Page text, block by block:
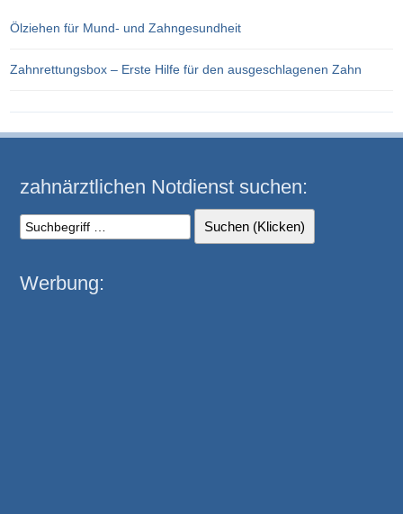
Ölziehen für Mund- und Zahngesundheit
Zahnrettungsbox – Erste Hilfe für den ausgeschlagenen Zahn
zahnärztlichen Notdienst suchen:
Werbung: